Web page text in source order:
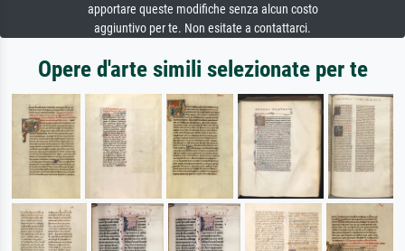
apportare queste modifiche senza alcun costo
aggiuntivo per te. Non esitate a contattarci.
Opere d'arte simili selezionate per te